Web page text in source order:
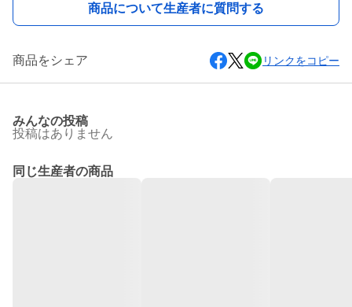
商品について生産者に質問する
商品をシェア リンクをコピー
みんなの投稿
投稿はありません
同じ生産者の商品